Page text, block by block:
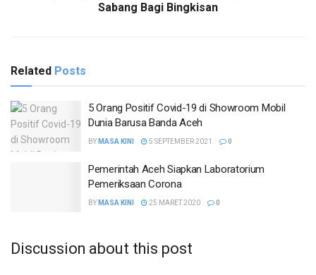
Sabang Bagi Bingkisan
Related Posts
5 Orang Positif Covid-19 di Showroom Mobil
Dunia Barusa Banda Aceh
BY MASA KINI 5 SEPTEMBER 2021 0
Pemerintah Aceh Siapkan Laboratorium
Pemeriksaan Corona
BY MASA KINI 25 MARET 2020 0
Discussion about this post